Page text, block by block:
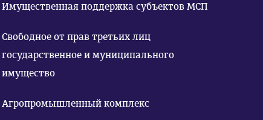
Имущественная поддержка субъектов МСП
Свободное от прав третьих лиц
государственное и муниципального
имущество
Агропромышленный комплекс